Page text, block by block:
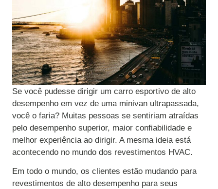
Se você pudesse dirigir um carro esportivo de alto
desempenho em vez de uma minivan ultrapassada,
você o faria? Muitas pessoas se sentiriam atraídas
pelo desempenho superior, maior confiabilidade e
melhor experiência ao dirigir. A mesma ideia está
acontecendo no mundo dos revestimentos HVAC.
Em todo o mundo, os clientes estão mudando para
revestimentos de alto desempenho para seus